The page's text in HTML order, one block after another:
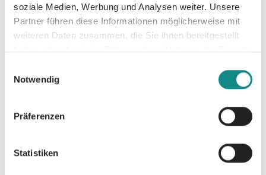
soziale Medien, Werbung und Analysen weiter. Unsere
Partner führen diese Informationen möglicherweise mit
weiteren Daten zusammen, die Sie ihnen bereitgestellt
haben oder die sie im Rahmen Ihrer Nutzung der Dienste
Notwendig
Präferenzen
Statistiken
Oliver Alraun